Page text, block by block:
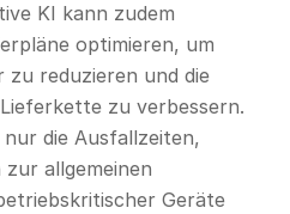
KI kann zudem
optimieren, um
reduzieren und die
zu verbessern.
die Ausfallzeiten,
allgemeinen
Geräte